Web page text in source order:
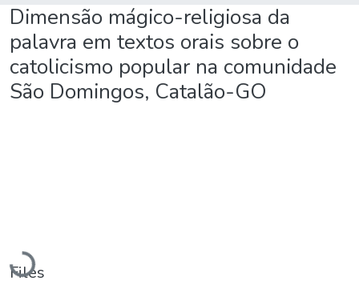
Dimensão mágico-religiosa da
palavra em textos orais sobre o
catolicismo popular na comunidade
São Domingos, Catalão-GO
Loading...
Files